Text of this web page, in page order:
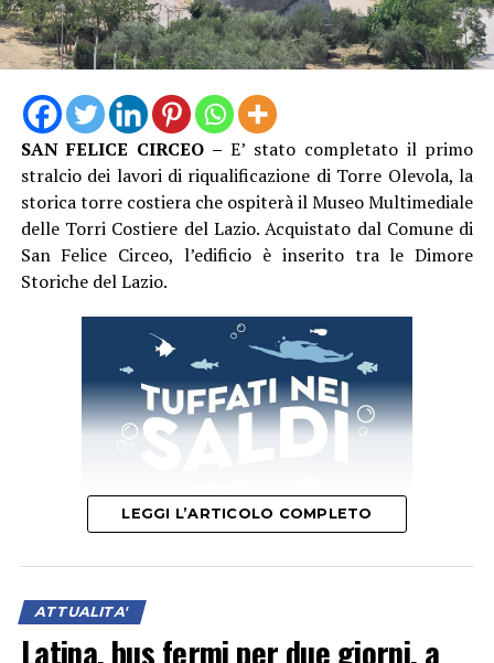
SAN FELICE CIRCEO – E’ stato completato il primo
stralcio dei lavori di riqualificazione di Torre Olevola, la
storica torre costiera che ospiterà il Museo Multimediale
delle Torri Costiere del Lazio. Acquistato dal Comune di
San Felice Circeo, l’edificio è inserito tra le Dimore
Storiche del Lazio.
“L’intervento ha avuto come obiettivo principale la
salvaguardia e la messa in sicurezza dell’intero
LEGGI L’ARTICOLO COMPLETO
ATTUALITA'
Latina, bus fermi per due giorni, a